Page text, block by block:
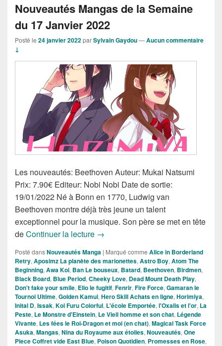
Nouveautés Mangas de la Semaine
du 17 Janvier 2022
Posté le 24 janvier 2022parSylvain Gaydou—Aucun commentaire
↓
Les nouveautés: Beethoven Auteur: Mukai Natsumi
Prix: 7.90€ Editeur: Nobi Nobi Date de sortie:
19/01/2022 Né à Bonn en 1770, Ludwig van
Beethoven montre déjà très jeune un talent
exceptionnel pour la musique. Son père se met en tête
deContinuer la lecture Nouveautés Mangas de la
→
Posté dansNouveautés Manga | Marqué comme Alice in Borderland
Retry, Aposimz La planète des marionettes, Astro Boy, Atom The
Beginning, Awa Koi, Ban Le bouseux, Batard, Beethoven, Birdmen,
Black Board, Blue Period, Cheeky Love, Dead Mount Death Play,
Don't fake your smile, Elio le fugitif, Fenrir, Fire Force, Gamaran le
Tournoi Ultime, Golden Kamui, Hero Skill Achats en ligne, Horimiya,
Inital D, Issak, Koi Furu Colorful, L'école Emportée, l'Oxalis et l'or, La
Peste, Le Monstre d'Einstein, Le Vieil homme et son chat, Légende
Vivante, Les fées le Roi-Dragon et moi (en chat), Magical Task Force
Asuka, Mangas, Nina du Royaume aux étoiles, Nouveautés, One
Piece Coffret vide East Blue, Poison Quotidien, Promesses en Rose,